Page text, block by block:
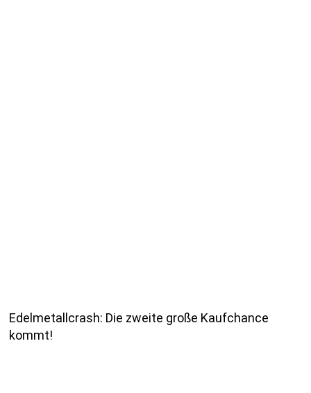
Edelmetallcrash: Die zweite große Kaufchance
kommt!